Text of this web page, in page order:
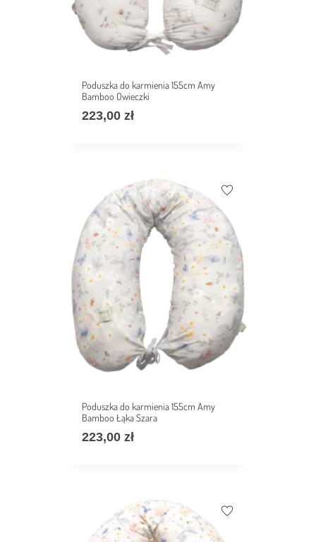
Poduszka do karmienia 155cm Amy
Bamboo Owieczki
223,00 zł
Poduszka do karmienia 155cm Amy
Bamboo Łąka Szara
223,00 zł